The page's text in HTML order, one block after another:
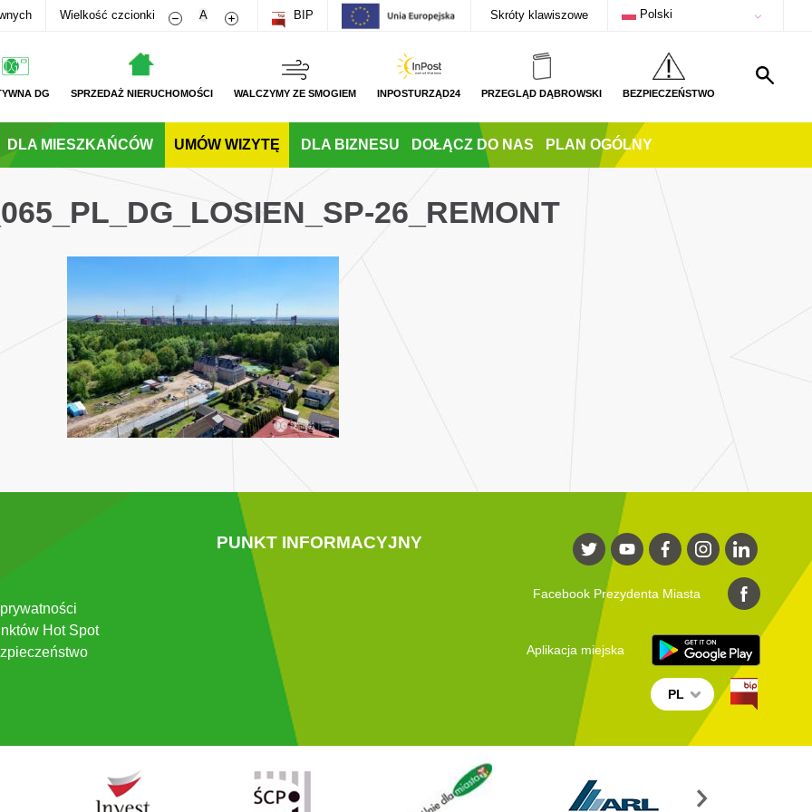
Wielkość czcionki Zmniejsz rozmiar czcionki
A Zwiększ rozmiar czcionki
BIP Skróty klawiszowe Polski
DG SPRZEDAŻ NIERUCHOMOŚCI WALCZYMY ZE SMOGIEM INPOSTURZĄD24 PRZEGLĄD DĄBROWSKI BEZPIECZEŃSTWO
DLA MIESZKAŃCÓW UMÓW WIZYTĘ DLA BIZNESU DOŁĄCZ DO NAS PLAN OGÓLNY
26_REMONT
Hot Spot
PUNKT INFORMACYJNY
Facebook Prezydenta Miasta
Aplikacja miejska
PL